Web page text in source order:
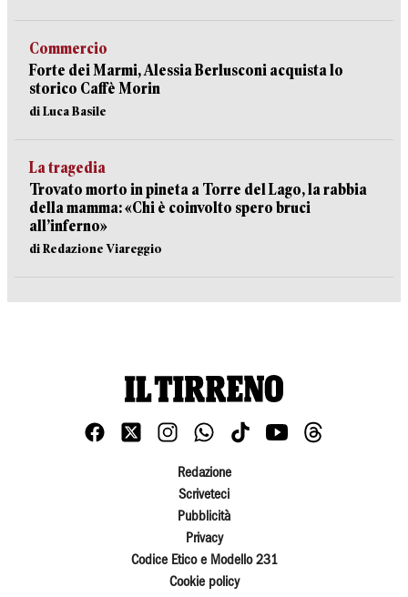
Commercio
Forte dei Marmi, Alessia Berlusconi acquista lo
storico Caffè Morin
di Luca Basile
La tragedia
Trovato morto in pineta a Torre del Lago, la rabbia
della mamma: «Chi è coinvolto spero bruci
all’inferno»
di Redazione Viareggio
Redazione
Scriveteci
Pubblicità
Privacy
Codice Etico e Modello 231
Cookie policy